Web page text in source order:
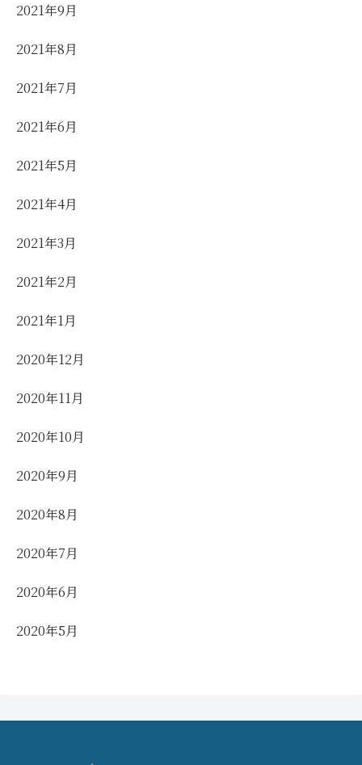
2021年9月
2021年8月
2021年7月
2021年6月
2021年5月
2021年4月
2021年3月
2021年2月
2021年1月
2020年12月
2020年11月
2020年10月
2020年9月
2020年8月
2020年7月
2020年6月
2020年5月